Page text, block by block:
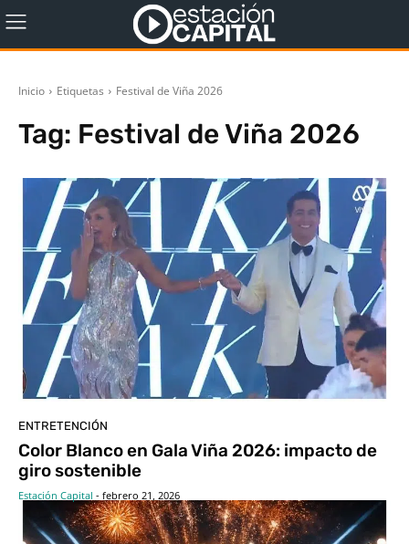
Inicio Etiquetas Festival de Viña 2026
Tag: Festival de Viña 2026
ENTRETENCIÓN
Color Blanco en Gala Viña 2026: impacto de
giro sostenible
Estación Capital - febrero 21, 2026